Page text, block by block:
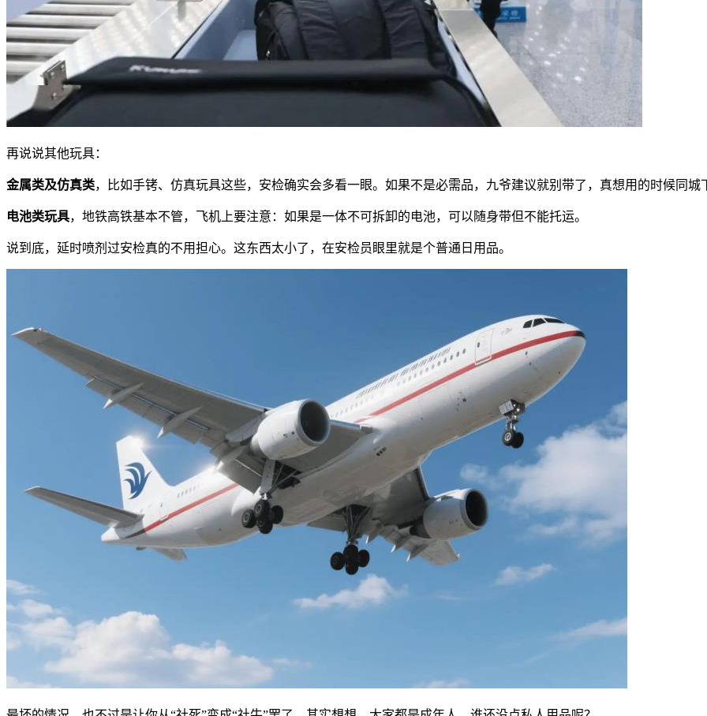
再说说其他玩具：
金属类及仿真类，比如手铐、仿真玩具这些，安检确实会多看一眼。如果不是必需品，九爷建议就别带了，真想用的时候同城
电池类玩具，地铁高铁基本不管，飞机上要注意：如果是一体不可拆卸的电池，可以随身带但不能托运。
说到底，延时喷剂过安检真的不用担心。这东西太小了，在安检员眼里就是个普通日用品。